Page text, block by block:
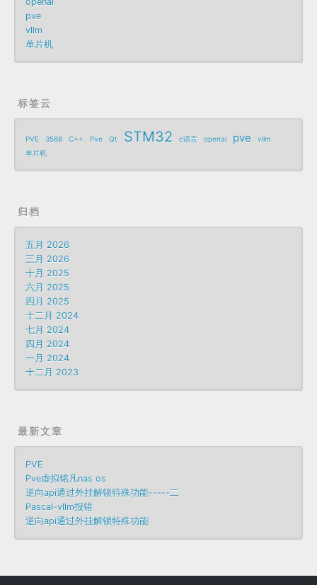
pve
vllm
单片机
标签云
PVE 3588 C++ Pve Qt STM32 c语言 openai pve
vllm
单片机
归档
五月 2026
三月 2026
十月 2025
六月 2025
四月 2025
十二月 2024
七月 2024
四月 2024
一月 2024
十二月 2023
最新文章
PVE
Pve虚拟铭凡nas os
逆向api通过外挂解锁特殊功能-----二
Pascal-vllm报错
逆向api通过外挂解锁特殊功能